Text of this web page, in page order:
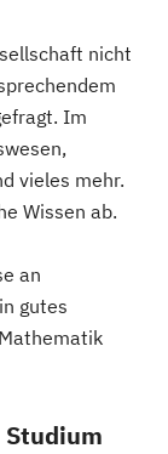
Design
nicht
Im
vieles mehr.
Wissen ab.
an
gutes
Studium